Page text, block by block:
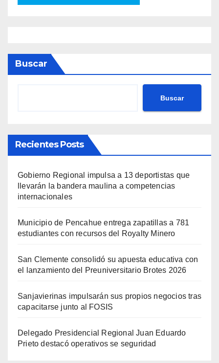
Buscar
Buscar
Recientes Posts
Gobierno Regional impulsa a 13 deportistas que
llevarán la bandera maulina a competencias
internacionales
Municipio de Pencahue entrega zapatillas a 781
estudiantes con recursos del Royalty Minero
San Clemente consolidó su apuesta educativa con
el lanzamiento del Preuniversitario Brotes 2026
Sanjavierinas impulsarán sus propios negocios tras
capacitarse junto al FOSIS
Delegado Presidencial Regional Juan Eduardo
Prieto destacó operativos se seguridad